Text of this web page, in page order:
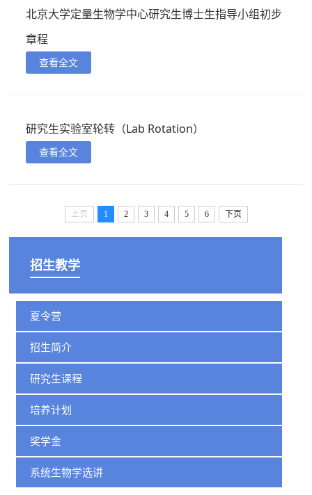
北京大学定量生物学中心研究生博士生指导小组初步
章程
查看全文
研究生实验室轮转（Lab Rotation）
查看全文
上页 1 2 3 4 5 6 下页
招生教学
夏令营
招生简介
研究生课程
培养计划
奖学金
系统生物学选讲